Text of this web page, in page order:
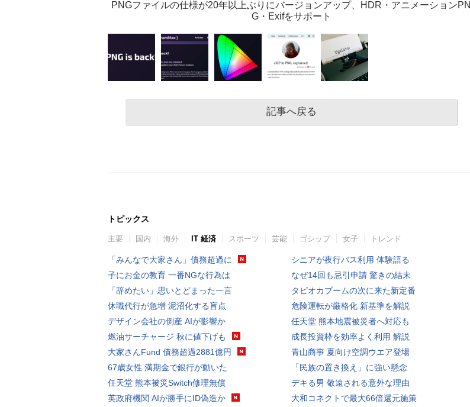
PNGファイルの仕様が20年以上ぶりにバージョンアップ、HDR・アニメーションPN
G・Exifをサポート
記事へ戻る
トピックス
主要 国内 海外 IT 経済 スポーツ 芸能 ゴシップ 女子 トレンド
「みんなで大家さん」債務超過に
子にお金の教育 一番NGな行為は
「辞めたい」思いとどまった一言
休職代行が急増 泥沼化する盲点
デザイン会社の倒産 AIが影響か
燃油サーチャージ 秋に値下げも
大家さんFund 債務超過2881億円
67歳女性 満期金で銀行が動いた
任天堂 熊本被災Switch修理無償
英政府機関 AIが勝手にID偽造か
シニアが夜行バス利用 体験語る
なぜ14回も忌引申請 驚きの結末
タピオカブームの次に来た新定番
危険運転が厳格化 新基準を解説
任天堂 熊本地震被災者へ対応も
成長投資枠を効率よく利用 解説
青山商事 夏向け空調ウエア登場
「民族の置き換え」に強い懸念
デキる男 敬遠される意外な理由
大和コネクトで最大66倍還元施策